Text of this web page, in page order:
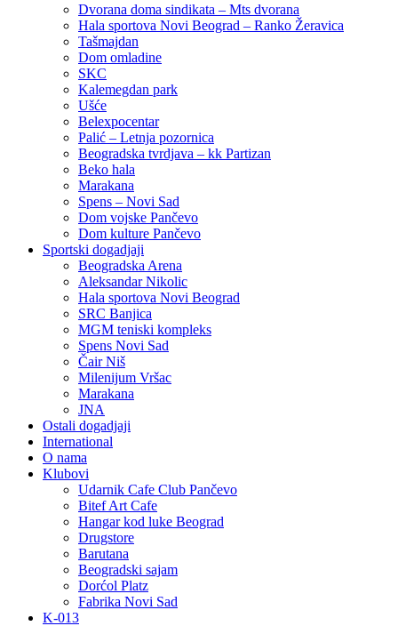
Dvorana doma sindikata – Mts dvorana
Hala sportova Novi Beograd – Ranko Žeravica
Tašmajdan
Dom omladine
SKC
Kalemegdan park
Ušće
Belexpocentar
Palić – Letnja pozornica
Beogradska tvrdjava – kk Partizan
Beko hala
Marakana
Spens – Novi Sad
Dom vojske Pančevo
Dom kulture Pančevo
Sportski dogadjaji
Beogradska Arena
Aleksandar Nikolic
Hala sportova Novi Beograd
SRC Banjica
MGM teniski kompleks
Spens Novi Sad
Čair Niš
Milenijum Vršac
Marakana
JNA
Ostali dogadjaji
International
O nama
Klubovi
Udarnik Cafe Club Pančevo
Bitef Art Cafe
Hangar kod luke Beograd
Drugstore
Barutana
Beogradski sajam
Dorćol Platz
Fabrika Novi Sad
K-013